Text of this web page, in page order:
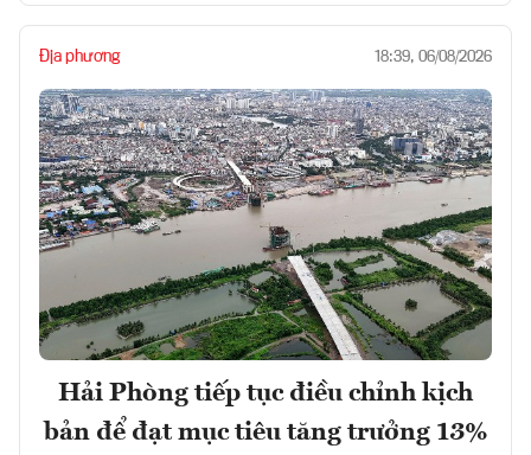
Địa phương 18:39, 06/08/2026
Hải Phòng tiếp tục điều chỉnh kịch
bản để đạt mục tiêu tăng trưởng 13%